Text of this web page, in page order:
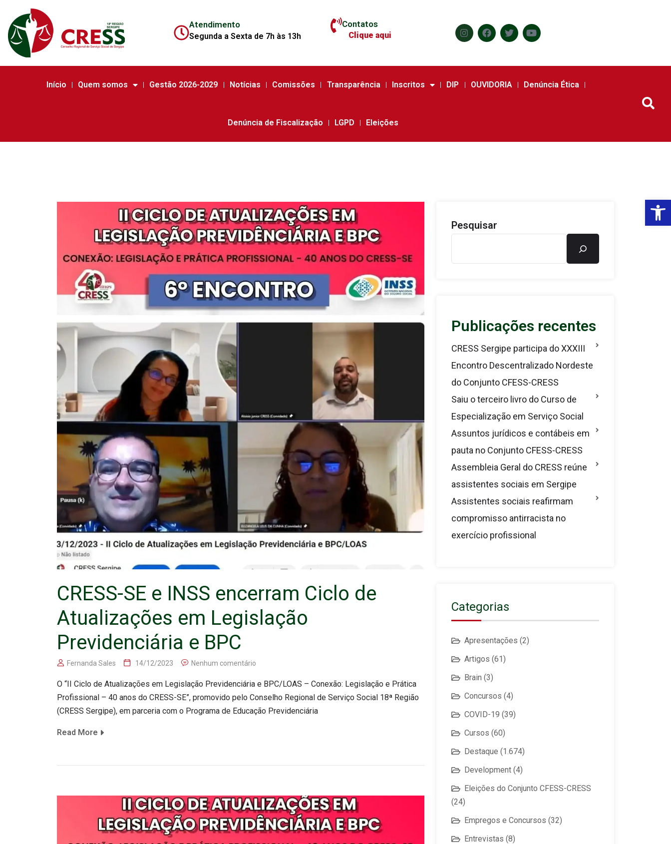
Atendimento
Segunda a Sexta de 7h às 13h
Contatos
Clique aqui
Início Quem somos Gestão 2026-2029 Notícias Comissões Transparência Inscritos DIP OUVIDORIA Denúncia Ética
Denúncia de Fiscalização LGPD Eleições
CRESS-SE e INSS encerram Ciclo de
Atualizações em Legislação
Previdenciária e BPC
Fernanda Sales 14/12/2023 Nenhum comentário
O “II Ciclo de Atualizações em Legislação Previdenciária e BPC/LOAS – Conexão: Legislação e Prática
Profissional – 40 anos do CRESS-SE”, promovido pelo Conselho Regional de Serviço Social 18ª Região
(CRESS Sergipe), em parceria com o Programa de Educação Previdenciária
Read More
Pesquisar
Publicações recentes
CRESS Sergipe participa do XXXIII
Encontro Descentralizado Nordeste
do Conjunto CFESS-CRESS
Saiu o terceiro livro do Curso de
Especialização em Serviço Social
Assuntos jurídicos e contábeis em
pauta no Conjunto CFESS-CRESS
Assembleia Geral do CRESS reúne
assistentes sociais em Sergipe
Assistentes sociais reafirmam
compromisso antirracista no
exercício profissional
Categorias
Apresentações (2)
Artigos (61)
Brain (3)
Concursos (4)
COVID-19 (39)
Cursos (60)
Destaque (1.674)
Development (4)
Eleições do Conjunto CFESS-CRESS
(24)
Empregos e Concursos (32)
Entrevistas (8)